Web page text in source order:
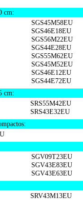
cm:
SGS45M58EU
SGS46E18EU
SGS56M22EU
SGS44E28EU
SGS55M62EU
SGS45M52EU
SGS46E12EU
SGS44E72EU
cm:
SRS55M42EU
SRS43E32EU
SGV09T23EU
SGV43E83EU
SGV43E63EU
SRV43M13EU